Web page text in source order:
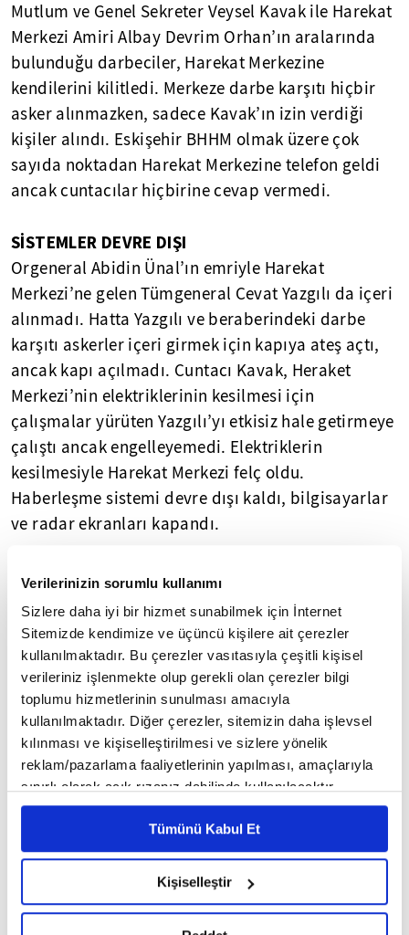
Verilerinizin sorumlu kullanımı
Sizlere daha iyi bir hizmet sunabilmek için İnternet
Sitemizde kendimize ve üçüncü kişilere ait çerezler
kullanılmaktadır. Bu çerezler vasıtasıyla çeşitli kişisel
verileriniz işlenmekte olup gerekli olan çerezler bilgi
toplumu hizmetlerinin sunulması amacıyla
kullanılmaktadır. Diğer çerezler, sitemizin daha işlevsel
kılınması ve kişiselleştirilmesi ve sizlere yönelik
reklam/pazarlama faaliyetlerinin yapılması, amaçlarıyla
sınırlı olarak açık rızanız dahilinde kullanılacaktır.
Çerezlere ilişkin tercihlerinizi çerez paneli vasıtasıyla
belirleyebilirsiniz. Çerezlere ilişkin detaylı bilgi için
Ayarlar butonuna tıklayabilir,Çerez Bilgilendirme
Metnimizi ziyaret edebilirsiniz.
hazırlanmış olan İnternet Sitesi Aydınlatma Metnimizi
Tümünü Kabul Et
Kişiselleştir
Mutlum ve Genel Sekreter Veysel Kavak ile Harekat
Merkezi Amiri Albay Devrim Orhan’ın aralarında
bulunduğu darbeciler, Harekat Merkezine
kendilerini kilitledi. Merkeze darbe karşıtı hiçbir
asker alınmazken, sadece Kavak’ın izin verdiği
kişiler alındı. Eskişehir BHHM olmak üzere çok
sayıda noktadan Harekat Merkezine telefon geldi
ancak cuntacılar hiçbirine cevap vermedi.
SİSTEMLER DEVRE DIŞI
Orgeneral Abidin Ünal’ın emriyle Harekat
Merkezi’ne gelen Tümgeneral Cevat Yazgılı da içeri
alınmadı. Hatta Yazgılı ve beraberindeki darbe
karşıtı askerler içeri girmek için kapıya ateş açtı,
ancak kapı açılmadı. Cuntacı Kavak, Heraket
Merkezi’nin elektriklerinin kesilmesi için
çalışmalar yürüten Yazgılı’yı etkisiz hale getirmeye
çalıştı ancak engelleyemedi. Elektriklerin
kesilmesiyle Harekat Merkezi felç oldu.
Haberleşme sistemi devre dışı kaldı, bilgisayarlar
ve radar ekranları kapandı.
İÇERDE KAPANA KISILDILAR
Harekat Merkezi devre dışı bırakılınca komuta
Eskişehir’e verilirken, merkeze girişler elektronik
kart okuyuculu olduğu için kapılar kilitlendi ve
darbeci generaller dışarıya çıkamadı. Darbenin
hava harekatını yönlendirecek komutanlar Harekat
Merkezi’nde kapana kısıldı. Darbe girişimi
sırasında Harekat Merkezi’nde tüm bu yaşananlar,
iddianamenin ek klasörlerindeki cuntacılar
arasındaki kayıt özellikli telefonlardan yapılan
görüşmelerin tapelerinde yer aldı.
O TAPELER İDDİANAMEDE
Darbecilerin sistemin devre dışı kalmasıyla büyük